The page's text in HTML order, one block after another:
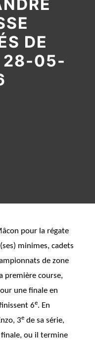
DE
28-05-
pour la régate
minimes, cadets
de zone
première course,
une finale en
6e. En
3e de sa série,
finale, ou il termine